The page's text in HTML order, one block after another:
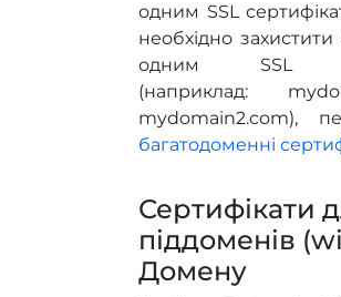
одним SSL
необхідно захистити
одним SSL
(наприклад:
mydomain2.com),
багатодоменні
Сертифікати
піддоменів
Домену